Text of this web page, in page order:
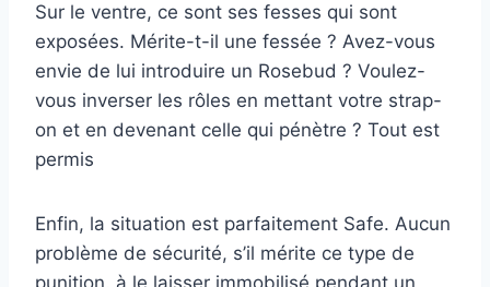
Sur le ventre, ce sont ses fesses qui sont
exposées. Mérite-t-il une fessée ? Avez-vous
envie de lui introduire un Rosebud ? Voulez-
vous inverser les rôles en mettant votre strap-
on et en devenant celle qui pénètre ? Tout est
permis
Enfin, la situation est parfaitement Safe. Aucun
problème de sécurité, s’il mérite ce type de